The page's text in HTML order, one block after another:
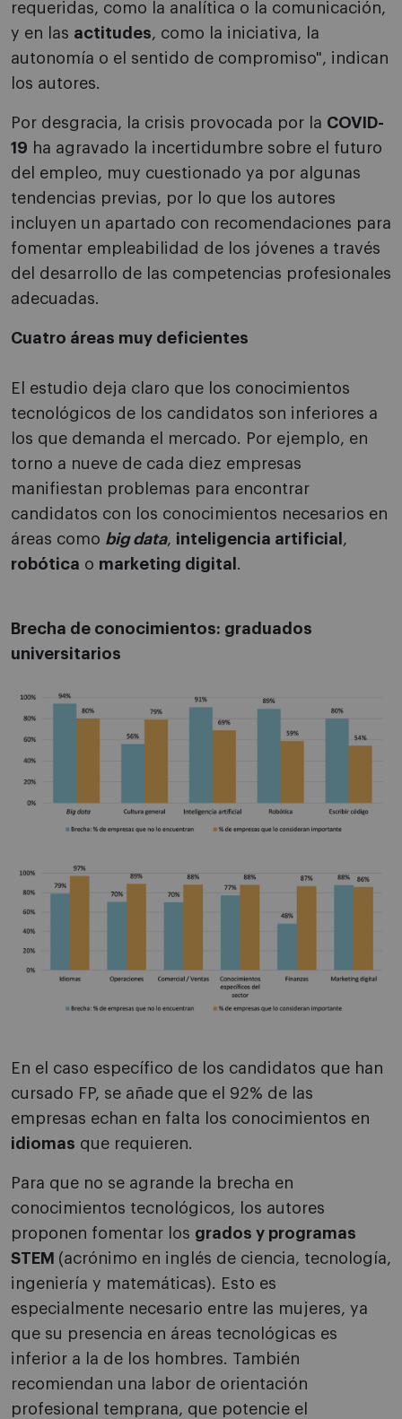
requeridas, como la analítica o la comunicación,
y en las actitudes, como la iniciativa, la
autonomía o el sentido de compromiso", indican
los autores.
Por desgracia, la crisis provocada por la COVID-
19 ha agravado la incertidumbre sobre el futuro
del empleo, muy cuestionado ya por algunas
tendencias previas, por lo que los autores
incluyen un apartado con recomendaciones para
fomentar empleabilidad de los jóvenes a través
del desarrollo de las competencias profesionales
adecuadas.
Cuatro áreas muy deficientes
El estudio deja claro que los conocimientos
tecnológicos de los candidatos son inferiores a
los que demanda el mercado. Por ejemplo, en
torno a nueve de cada diez empresas
manifiestan problemas para encontrar
candidatos con los conocimientos necesarios en
áreas como big data, inteligencia artificial ,
robótica o marketing digital .
Brecha de conocimientos: graduados
universitarios
En el caso específico de los candidatos que han
cursado FP, se añade que el 92% de las
empresas echan en falta los conocimientos en
idiomas que requieren.
Para que no se agrande la brecha en
conocimientos tecnológicos, los autores
proponen fomentar los grados y programas
STEM (acrónimo en inglés de ciencia, tecnología,
ingeniería y matemáticas). Esto es
especialmente necesario entre las mujeres, ya
que su presencia en áreas tecnológicas es
inferior a la de los hombres. También
recomiendan una labor de orientación
profesional temprana, que potencie el